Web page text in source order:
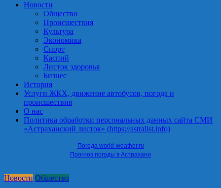
Новости
Общество
Происшествия
Культура
Экономика
Спорт
Каспий
Листок здоровья
Бизнес
История
Услуги ЖКХ, движение автобусов, погода и
происшествия
О нас
Политика обработки персональных данных сайта СМИ
«Астраханский листок» (https://astralist.info)
Погода world-weather.ru
Прогноз погоды в Астрахани
Новости Общество